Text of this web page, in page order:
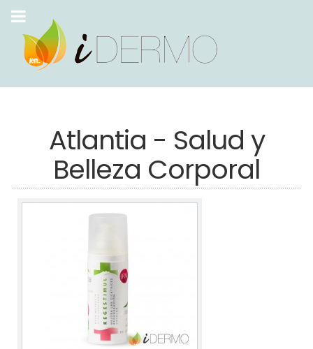
Atlantia - Salud y
Belleza Corporal